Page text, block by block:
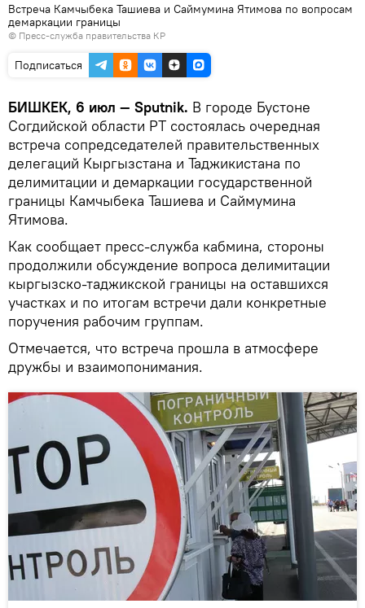
Встреча Камчыбека Ташиева и Саймумина Ятимова по вопросам
демаркации границы
© Пресс-служба правительства КР
Подписаться
БИШКЕК, 6 июл — Sputnik. В городе Бустоне
Согдийской области РТ состоялась очередная
встреча сопредседателей правительственных
делегаций Кыргызстана и Таджикистана по
делимитации и демаркации государственной
границы Камчыбека Ташиева и Саймумина
Ятимова.
Как сообщает пресс-служба кабмина, стороны
продолжили обсуждение вопроса делимитации
кыргызско-таджикской границы на оставшихся
участках и по итогам встречи дали конкретные
поручения рабочим группам.
Отмечается, что встреча прошла в атмосфере
дружбы и взаимопонимания.